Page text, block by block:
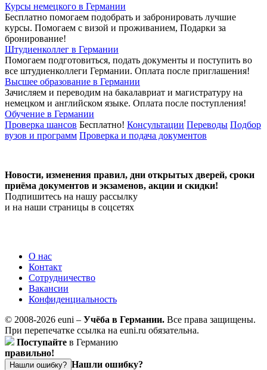
Курсы немецкого в Германии
Бесплатно помогаем подобрать и забронировать лучшие
курсы. Помогаем с визой и проживанием, Подарки за
бронирование!
Штудиенколлег в Германии
Помогаем подготовиться, подать документы и поступить во
все штудиенколлеги Германии. Оплата после приглашения!
Высшее образование в Германии
Зачисляем и переводим на бакалавриат и магистратуру на
немецком и английском языке. Оплата после поступления!
Обучение в Германии
Проверка шансов Бесплатно! Консультации Переводы Подбор
вузов и программ Проверка и подача документов
Новости, изменения правил, дни открытых дверей, сроки
приёма документов и экзаменов, акции и скидки!
Подпишитесь на нашу рассылку
и на наши страницы в соцсетях
О нас
Контакт
Сотрудничество
Вакансии
Конфиденциальность
© 2008-2026 euni – Учёба в Германии. Все права защищены.
При перепечатке ссылка на euni.ru обязательна.
Поступайте в Германию
правильно!
Нашли ошибку? Нашли ошибку?